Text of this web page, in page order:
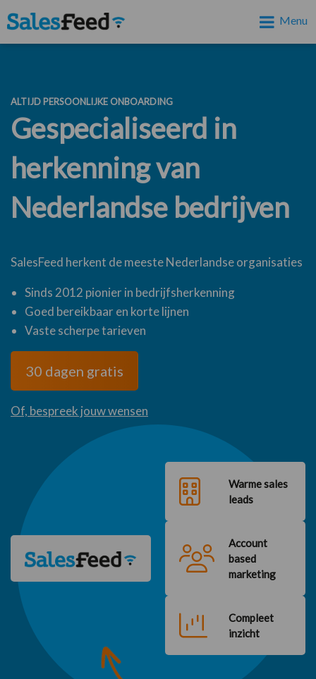
Menu
ALTIJD PERSOONLIJKE ONBOARDING
Gespecialiseerd in
herkenning van
Nederlandse bedrijven
SalesFeed herkent de meeste Nederlandse organisaties
Sinds 2012 pionier in bedrijfsherkenning
Goed bereikbaar en korte lijnen
Vaste scherpe tarieven
30 dagen gratis
Of, bespreek jouw wensen
Warme sales
leads
Account
based
marketing
Compleet
inzicht